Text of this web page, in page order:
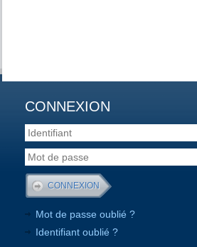
CONNEXION
Mot de passe oublié ?
Identifiant oublié ?